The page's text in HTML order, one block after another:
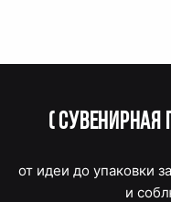
(
от идеи до упаковки
и